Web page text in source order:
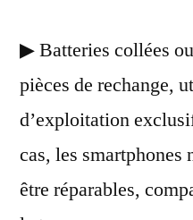
▶ Batteries collées
pièces de rechange,
d’exploitation
cas, les smartphones
être réparables,